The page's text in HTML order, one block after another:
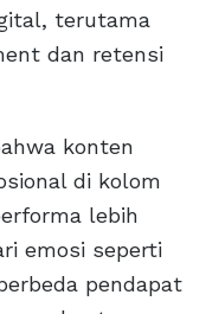
terutama
dan retensi
konten
di kolom
lebih
emosi seperti
pendapat